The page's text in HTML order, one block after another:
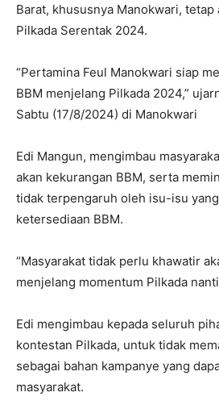
Barat, khususnya Manokwari, tetap
Pilkada Serentak 2024.
“Pertamina Feul Manokwari siap
BBM menjelang Pilkada 2024,”
Sabtu (17/8/2024) di Manokwari
Edi Mangun, mengimbau
akan kekurangan BBM, serta
tidak terpengaruh oleh isu-isu
ketersediaan BBM.
“Masyarakat tidak perlu khawatir
menjelang momentum Pilkada
Edi mengimbau kepada seluruh
kontestan Pilkada, untuk tidak
sebagai bahan kampanye yang
masyarakat.